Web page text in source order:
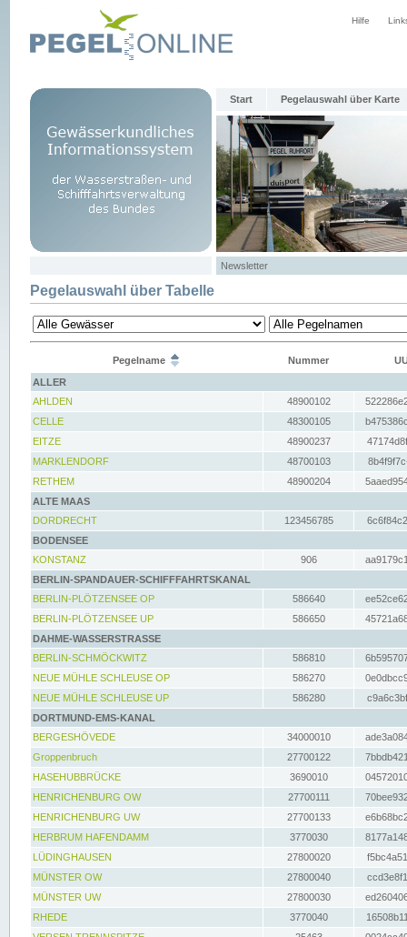
Hilfe
Start Pegelauswahl über Karte
Newsletter
Pegelauswahl über Tabelle
Pegelname Nummer
ALLER
AHLDEN
48900102
CELLE
48300105
EITZE
48900237
MARKLENDORF
48700103
RETHEM
48900204
ALTE MAAS
DORDRECHT
123456785
BODENSEE
KONSTANZ
906
BERLIN-SPANDAUER-SCHIFFFAHRTSKANAL
BERLIN-PLÖTZENSEE OP
586640
BERLIN-PLÖTZENSEE UP
586650
DAHME-WASSERSTRASSE
BERLIN-SCHMÖCKWITZ
586810
NEUE MÜHLE SCHLEUSE OP
586270
NEUE MÜHLE SCHLEUSE UP
586280
DORTMUND-EMS-KANAL
BERGESHÖVEDE
34000010
Groppenbruch
27700122
HASEHUBBRÜCKE
3690010
HENRICHENBURG OW
27700111
HENRICHENBURG UW
27700133
HERBRUM HAFENDAMM
3770030
LÜDINGHAUSEN
27800020
MÜNSTER OW
27800040
MÜNSTER UW
27800030
RHEDE
3770040